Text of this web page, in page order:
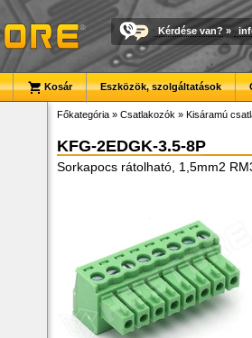
Kérdése van? »
Kosár Eszközök, szolgáltatások
Főkategória » Csatlakozók » Kisáramú
KFG-2EDGK-3.5-8P
Sorkapocs rátolható, 1,5mm2